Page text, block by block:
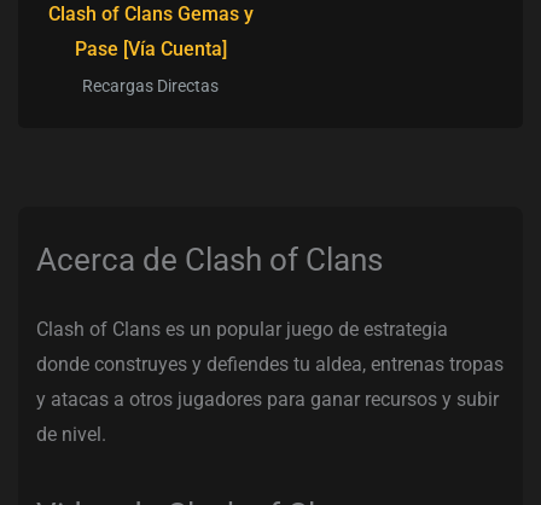
Clash of Clans Gemas y
Pase [Vía Cuenta]
Recargas Directas
Acerca de Clash of Clans
Clash of Clans es un popular juego de estrategia
donde construyes y defiendes tu aldea, entrenas tropas
y atacas a otros jugadores para ganar recursos y subir
de nivel.